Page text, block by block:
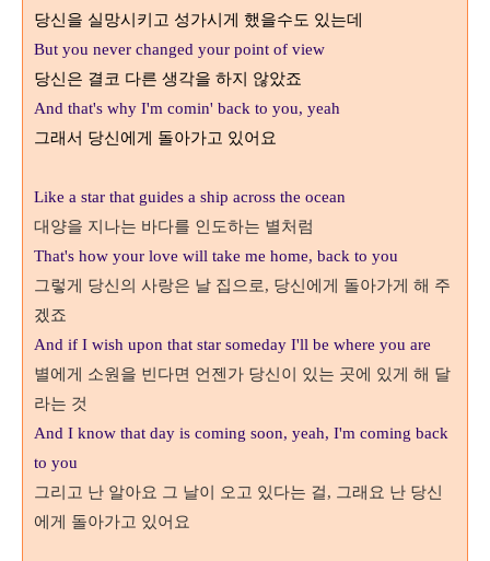
당신을 실망시키고 성가시게 했을수도 있는데
But you never changed your point of view
당신은 결코 다른 생각을 하지 않았죠
And that's why I'm comin' back to you, yeah
그래서 당신에게 돌아가고 있어요
Like a star that guides a ship across the ocean
대양을 지나는 바다를 인도하는 별처럼
That's how your love will take me home, back to you
그렇게 당신의 사랑은 날 집으로, 당신에게 돌아가게 해 주
겠죠
And if I wish upon that star someday I'll be where you are
별에게 소원을 빈다면 언젠가 당신이 있는 곳에 있게 해 달
라는 것
And I know that day is coming soon, yeah, I'm coming back
to you
그리고 난 알아요 그 날이 오고 있다는 걸, 그래요 난 당신
에게 돌아가고 있어요